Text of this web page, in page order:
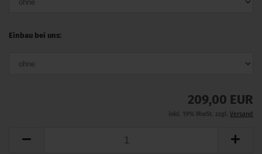
Einbau bei uns:
209,00 EUR
Versand